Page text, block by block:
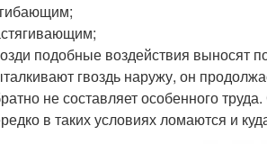
подобные воздействия выносят
гвоздь наружу, он
не составляет особенного
в таких условиях ломаются и